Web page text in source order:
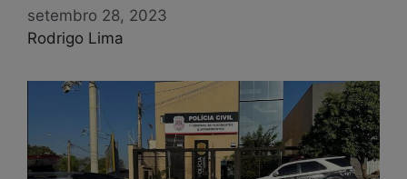
setembro 28, 2023
Rodrigo Lima